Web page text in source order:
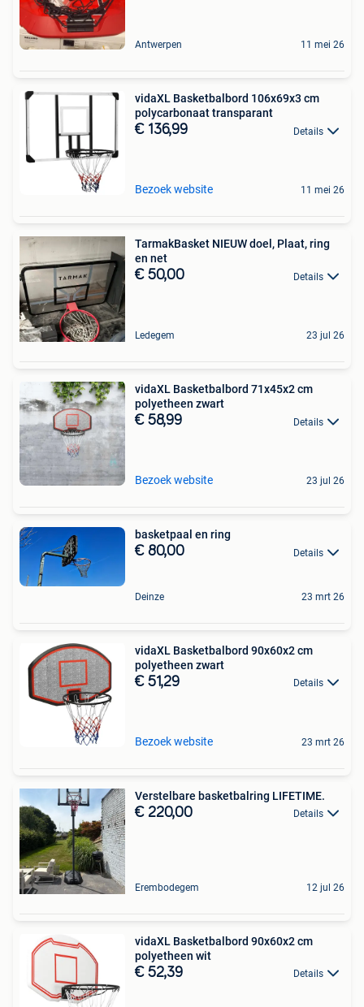
Antwerpen 11 mei 26
vidaXL Basketbalbord 106x69x3 cm
polycarbonaat transparant
€ 136,99 Details
Bezoek website 11 mei 26
TarmakBasket NIEUW doel, Plaat, ring
en net
€ 50,00 Details
Ledegem 23 jul 26
vidaXL Basketbalbord 71x45x2 cm
polyetheen zwart
€ 58,99 Details
Bezoek website 23 jul 26
basketpaal en ring
€ 80,00 Details
Deinze 23 mrt 26
vidaXL Basketbalbord 90x60x2 cm
polyetheen zwart
€ 51,29 Details
Bezoek website 23 mrt 26
Verstelbare basketbalring LIFETIME.
€ 220,00 Details
Erembodegem 12 jul 26
vidaXL Basketbalbord 90x60x2 cm
polyetheen wit
€ 52,39 Details